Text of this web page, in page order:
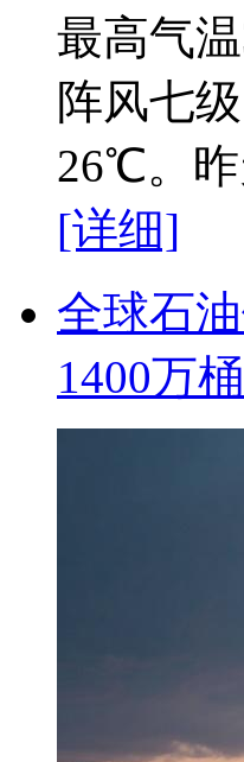
最高气
阵风七
26℃。昨
[详细]
全球石
1400万